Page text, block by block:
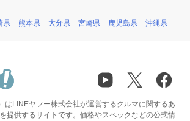
県 熊本県 大分県 宮崎県 鹿児島県 沖縄県
はLINEヤフー株式会社が運営するクルマに関するあ
提供するサイトです。価格やスペックなどの公式情